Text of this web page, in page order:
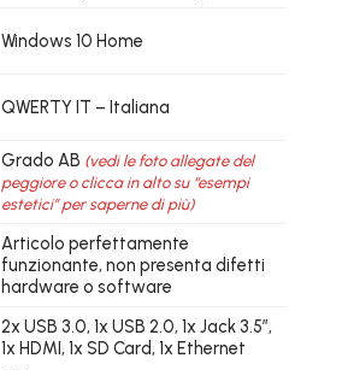
Windows 10 Home
QWERTY IT – Italiana
Grado AB (vedi le foto allegate del
peggiore o clicca in alto su “esempi
estetici” per saperne di più)
Articolo perfettamente
funzionante, non presenta difetti
hardware o software
2x USB 3.0, 1x USB 2.0, 1x Jack 3.5″,
1x HDMI, 1x SD Card, 1x Ethernet